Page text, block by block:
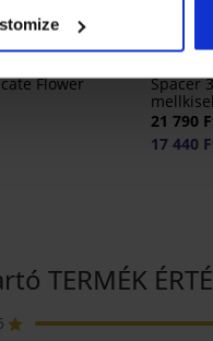
4,8
Flower
Spacer
21 790
17 440
TERMÉK